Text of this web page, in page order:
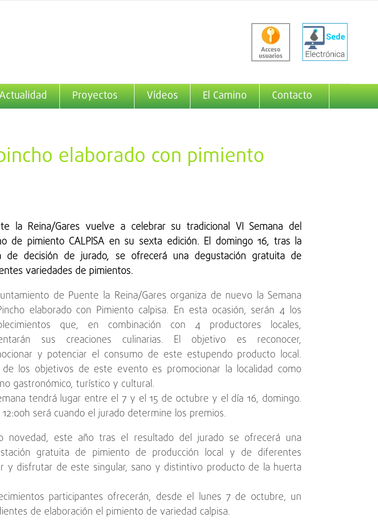
Proyectos Vídeos El Camino Contacto
elaborado con pimiento
la Reina/Gares vuelve a celebrar su tradicional VI Semana del
de pimiento CALPISA en su sexta edición. El domingo 16, tras la
de decisión de jurado, se ofrecerá una degustación gratuita de
variedades de pimientos.
de Puente la Reina/Gares organiza de nuevo la Semana
elaborado con Pimiento calpisa. En esta ocasión, serán 4 los
que, en combinación con 4 productores locales,
sus creaciones culinarias. El objetivo es reconocer,
y potenciar el consumo de este estupendo producto local.
los objetivos de este evento es promocionar la localidad como
gastronómico, turístico y cultural.
tendrá lugar entre el 7 y el 15 de octubre y el día 16, domingo.
será cuando el jurado determine los premios.
novedad, este año tras el resultado del jurado se ofrecerá una
gratuita de pimiento de producción local y de diferentes
y disfrutar de este singular, sano y distintivo producto de la huerta
participantes ofrecerán, desde el lunes 7 de octubre, un
de elaboración el pimiento de variedad calpisa.